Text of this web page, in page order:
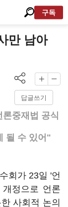
구독
만 남아
답글쓰기
중재법 공식
될 수 있어"
회가 23일 '언
정으로 언론
사회적 논의